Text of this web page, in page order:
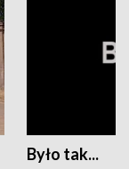
Było tak...